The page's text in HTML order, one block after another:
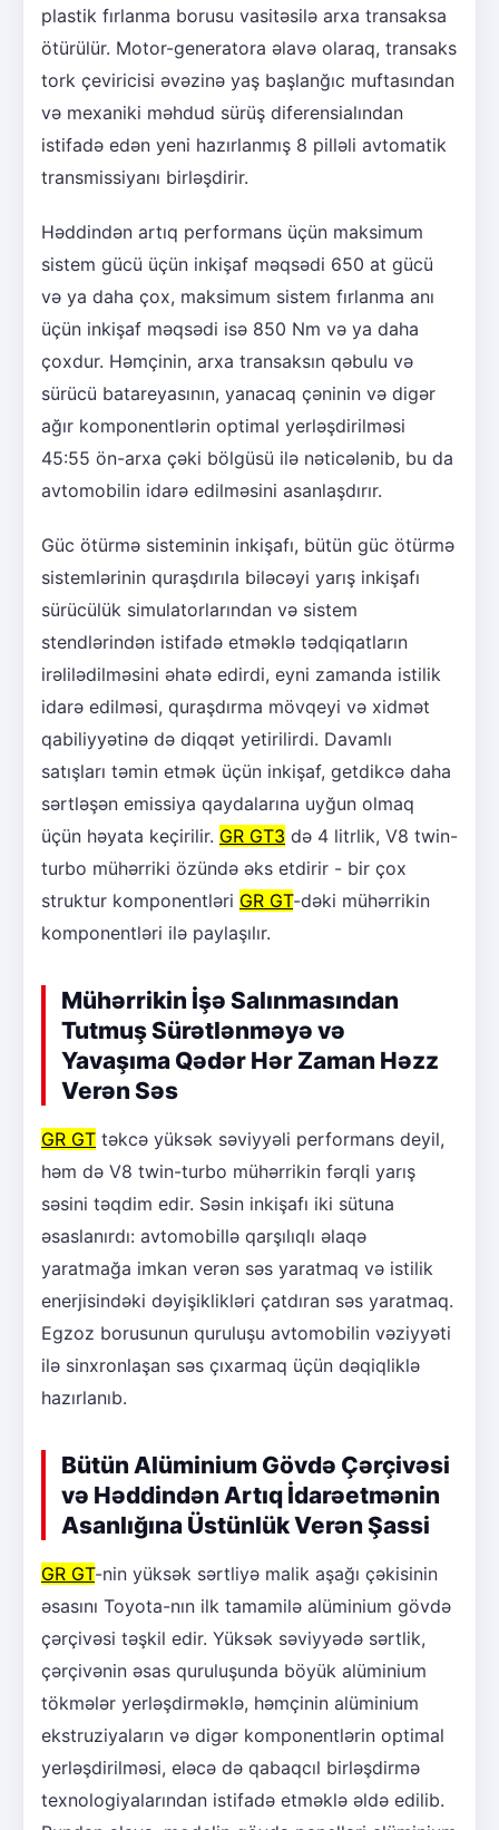
plastik fırlanma borusu vasitəsilə arxa transaksa
ötürülür. Motor-generatora əlavə olaraq, transaks
tork çeviricisi əvəzinə yaş başlanğıc muftasından
və mexaniki məhdud sürüş diferensialından
istifadə edən yeni hazırlanmış 8 pilləli avtomatik
transmissiyanı birləşdirir.
Həddindən artıq performans üçün maksimum
sistem gücü üçün inkişaf məqsədi 650 at gücü
və ya daha çox, maksimum sistem fırlanma anı
üçün inkişaf məqsədi isə 850 Nm və ya daha
çoxdur. Həmçinin, arxa transaksın qəbulu və
sürücü batareyasının, yanacaq çəninin və digər
ağır komponentlərin optimal yerləşdirilməsi
45:55 ön-arxa çəki bölgüsü ilə nəticələnib, bu da
avtomobilin idarə edilməsini asanlaşdırır.
Güc ötürmə sisteminin inkişafı, bütün güc ötürmə
sistemlərinin quraşdırıla biləcəyi yarış inkişafı
sürücülük simulatorlarından və sistem
stendlərindən istifadə etməklə tədqiqatların
irəlilədilməsini əhatə edirdi, eyni zamanda istilik
idarə edilməsi, quraşdırma mövqeyi və xidmət
qabiliyyətinə də diqqət yetirilirdi. Davamlı
satışları təmin etmək üçün inkişaf, getdikcə daha
sərtləşən emissiya qaydalarına uyğun olmaq
üçün həyata keçirilir. GR GT3 də 4 litrlik, V8 twin-
turbo mühərriki özündə əks etdirir - bir çox
struktur komponentləri GR GT-dəki mühərrikin
komponentləri ilə paylaşılır.
Mühərrikin İşə Salınmasından
Tutmuş Sürətlənməyə və
Yavaşıma Qədər Hər Zaman Həzz
Verən Səs
GR GT təkcə yüksək səviyyəli performans deyil,
həm də V8 twin-turbo mühərrikin fərqli yarış
səsini təqdim edir. Səsin inkişafı iki sütuna
əsaslanırdı: avtomobillə qarşılıqlı əlaqə
yaratmağa imkan verən səs yaratmaq və istilik
enerjisindəki dəyişiklikləri çatdıran səs yaratmaq.
Egzoz borusunun quruluşu avtomobilin vəziyyəti
ilə sinxronlaşan səs çıxarmaq üçün dəqiqliklə
hazırlanıb.
Bütün Alüminium Gövdə Çərçivəsi
və Həddindən Artıq İdarəetmənin
Asanlığına Üstünlük Verən Şassi
GR GT-nin yüksək sərtliyə malik aşağı çəkisinin
əsasını Toyota-nın ilk tamamilə alüminium gövdə
çərçivəsi təşkil edir. Yüksək səviyyədə sərtlik,
çərçivənin əsas quruluşunda böyük alüminium
tökmələr yerləşdirməklə, həmçinin alüminium
ekstruziyaların və digər komponentlərin optimal
yerləşdirilməsi, eləcə də qabaqcıl birləşdirmə
texnologiyalarından istifadə etməklə əldə edilib.